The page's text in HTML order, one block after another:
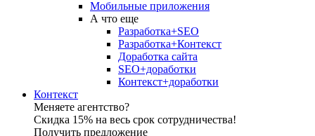
Мобильные приложения
А что еще
Разработка+SEO
Разработка+Контекст
Доработка сайта
SEO+доработки
Контекст+доработки
Контекст
Меняете агентство?
Скидка 15% на весь срок сотрудничества!
Получить предложение